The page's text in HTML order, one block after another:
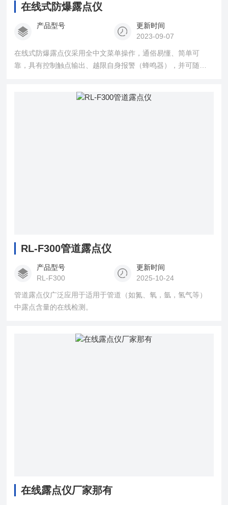
在线式防爆露点仪
产品型号
更新时间
2023-09-07
在线式防爆露点仪采用全中文菜单操作，通俗易懂、简单可
靠，具有控制触点输出、越限自身报警（蜂鸣器），并可随意
RL-F300管道露点仪
产品型号
RL-F300
更新时间
2025-10-24
管道露点仪广泛应用于适用于管道（如氮、氧，氩，氢气等）
中露点含量的在线检测。
在线露点仪厂家那有